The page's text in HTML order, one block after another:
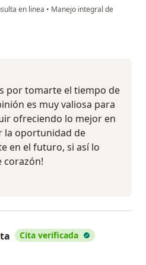
en linea • Manejo integral de
por tomarte el tiempo de
es muy valiosa para
ofreciendo lo mejor en
la oportunidad de
en el futuro, si así lo
corazón!
Cita verificada